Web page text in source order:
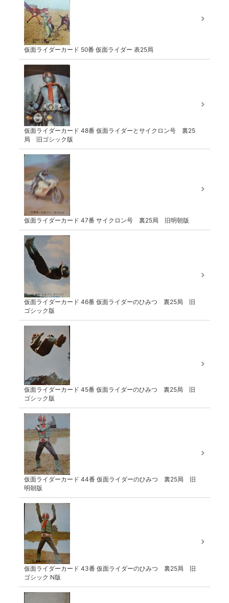
仮面ライダーカード 50番 仮面ライダー 表25局
仮面ライダーカード 48番 仮面ライダーとサイクロン号 裏25
局 旧ゴシック版
仮面ライダーカード 47番 サイクロン号 裏25局 旧明朝版
仮面ライダーカード 46番 仮面ライダーのひみつ 裏25局 旧
ゴシック版
仮面ライダーカード 45番 仮面ライダーのひみつ 裏25局 旧
ゴシック版
仮面ライダーカード 44番 仮面ライダーのひみつ 裏25局 旧
明朝版
仮面ライダーカード 43番 仮面ライダーのひみつ 裏25局 旧
ゴシック N版